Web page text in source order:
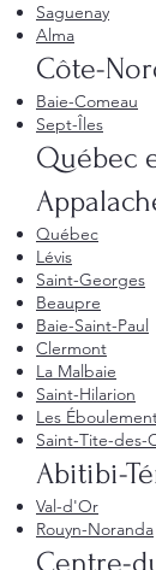
Saguenay
Alma
Côte-
Baie-Comeau
Sept-Îles
Québec
Québec
Lévis
Saint-Georges
Beaupre
Baie-Saint-Paul
Clermont
La Malbaie
Saint-Hilarion
Les
Saint-Tite-des-
Abitibi-
Val-d'Or
Rouyn-Noranda
Centre-